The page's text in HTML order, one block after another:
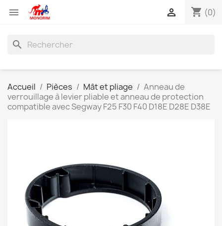
 shopping_cart (0)

search
Accueil Pièces Mât et pliage
Anneau de
verrouillage à levier pliable et anneau de protection
compatible avec Segway F25 F30 F40 D18E D28E D38E